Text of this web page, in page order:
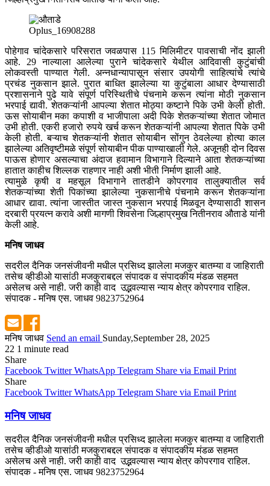
Oplus_16908288
पोहेगाव चांदेकसारे परिसरात जवळपास 115 मिलिमीटर पावसाची नोंद झाली
आहे. 29 नाल्याला आलेल्या पुराने चांदेकसारे येथील आदिवासी कुटुंबांची
लोकवस्ती पाण्यात गेली. अन्नधान्यापासून संसार उपयोगी साहित्यांचे त्यांचे
प्रचंड नुकसान झाले. पुरात बाधित झालेल्या या कुटुंबाला आधार देण्यासाठी
प्रशासनाने पुढे यावे संपूर्ण परिस्थितीचे पंचनामे करून त्यांना मोठी नुकसान
भरपाई द्यावी. शेतकऱ्यांनी आपल्या शेतात मोठ्या कष्टाने पिके उभी केली होती.
ऊस सोयाबीन मका कपाशी व भाजीपाला अदी पिके शेतकऱ्यांच्या शेतात जोमात
उभी होती. एकरी हजारो रुपये खर्च करून शेतकऱ्यांनी आपल्या शेतात पिके उभी
केली होती. बऱ्याच शेतकऱ्यांनी शेतात सोयाबीन सोंगुन ठेवलेल्या होत्या काल
झालेल्या अतिवृष्टीमळे संपूर्ण सोयाबीन पीक पाण्याखाली गेले. अजूनही दोन दिवस
पाऊस होणार असल्याचा अंदाज हवामान विभागाने दिल्याने आता शेतकऱ्यांच्या
हातात काहीच शिल्लक राहणार नाही अशी भीती निर्माण झाली आहे.
त्यामुळे कृषी व महसूल विभागाने तातडीने कोपरगाव तालुक्यातील सर्व
शेतकऱ्यांच्या शेती पिकांच्या झालेल्या नुकसानीचे पंचनामे करून शेतकऱ्यांना
आधार द्यावा. त्यांना जास्तीत जास्त नुकसान भरपाई मिळवून देण्यासाठी शासन
दरबारी प्रयत्न करावे अशी मागणी शिवसेना जिल्हाप्रमुख नितीनराव औताडे यांनी
केली आहे.
मनिष जाधव
सदरील दैनिक जनसंजीवनी मधील प्रसिध्द झालेला मजकुर बातम्या व जाहिराती
तसेच व्हीडीओ यासांठी मजकुराबद्दल संपादक व संपादकीय मंडळ सहमत
असेलच असे नाही. जरी काही वाद उद्भवल्यास न्याय क्षेत्र कोपरगाव राहिल.
संपादक - मनिष एस. जाधव 9823752964
मनिष जाधव Send an email Sunday,September 28, 2025
22 1 minute read
Share
Facebook Twitter WhatsApp Telegram Share via Email Print
Share
Facebook Twitter WhatsApp Telegram Share via Email Print
मनिष जाधव
सदरील दैनिक जनसंजीवनी मधील प्रसिध्द झालेला मजकुर बातम्या व जाहिराती
तसेच व्हीडीओ यासांठी मजकुराबद्दल संपादक व संपादकीय मंडळ सहमत
असेलच असे नाही. जरी काही वाद उद्भवल्यास न्याय क्षेत्र कोपरगाव राहिल.
संपादक - मनिष एस. जाधव 9823752964